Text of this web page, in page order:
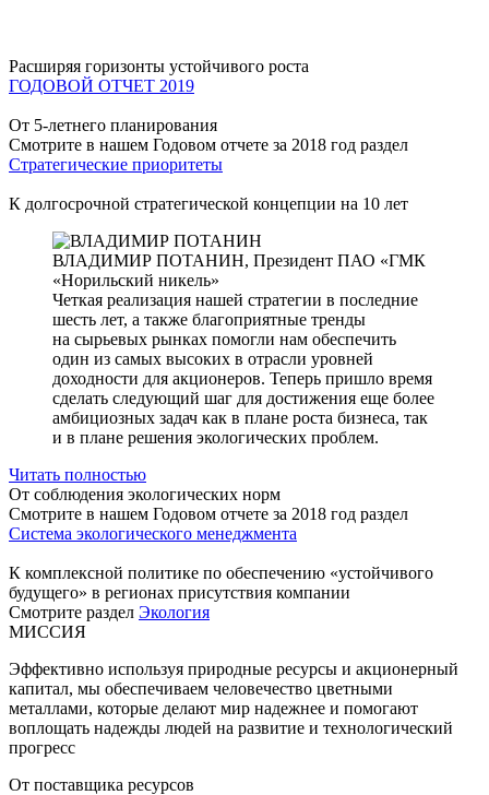
Расширяя горизонты устойчивого роста
ГОДОВОЙ ОТЧЕТ 2019
От 5-летнего планирования
Смотрите в нашем Годовом отчете за 2018 год раздел
Стратегические приоритеты
К долгосрочной стратегической концепции на 10 лет
ВЛАДИМИР ПОТАНИН, Президент ПАО «ГМК
«Норильский никель»
Четкая реализация нашей стратегии в последние
шесть лет, а также благоприятные тренды
на сырьевых рынках помогли нам обеспечить
один из самых высоких в отрасли уровней
доходности для акционеров. Теперь пришло время
сделать следующий шаг для достижения еще более
амбициозных задач как в плане роста бизнеса, так
и в плане решения экологических проблем.
Читать полностью
От соблюдения экологических норм
Смотрите в нашем Годовом отчете за 2018 год раздел
Система экологического менеджмента
К комплексной политике по обеспечению «устойчивого
будущего» в регионах присутствия компании
Смотрите раздел Экология
МИССИЯ
Эффективно используя природные ресурсы и акционерный
капитал, мы обеспечиваем человечество цветными
металлами, которые делают мир надежнее и помогают
воплощать надежды людей на развитие и технологический
прогресс
От поставщика ресурсов